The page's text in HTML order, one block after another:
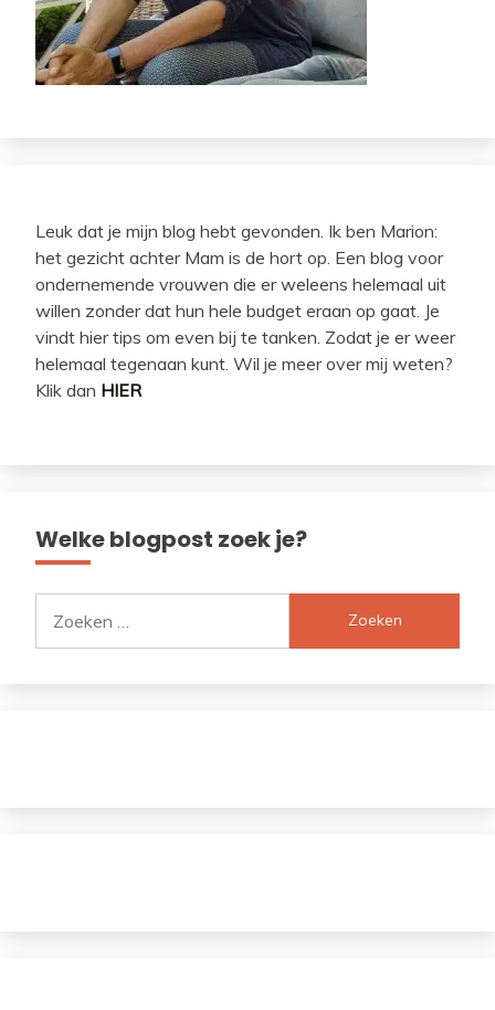
Leuk dat je mijn blog hebt gevonden. Ik ben Marion:
het gezicht achter Mam is de hort op. Een blog voor
ondernemende vrouwen die er weleens helemaal uit
willen zonder dat hun hele budget eraan op gaat. Je
vindt hier tips om even bij te tanken. Zodat je er weer
helemaal tegenaan kunt. Wil je meer over mij weten?
Klik dan HIER
Welke blogpost zoek je?
naar: